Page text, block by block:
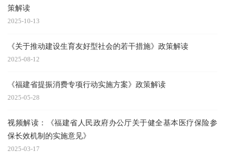
策解读
2025-10-13
《关于推动建设生育友好型社会的若干措施》政策解读
2025-08-12
《福建省提振消费专项行动实施方案》政策解读
2025-05-28
视频解读：《福建省人民政府办公厅关于健全基本医疗保险参
保长效机制的实施意见》
2025-03-17